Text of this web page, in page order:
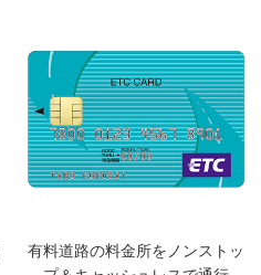
有料道路の料金所をノンストッ